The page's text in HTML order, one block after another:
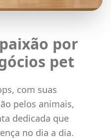
por
pet
com suas
pelos animais,
dedicada que
no dia a dia.